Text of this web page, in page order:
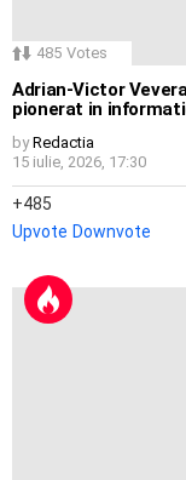
485 Votes
Adrian-Victor
pionerat in
by Redactia
15 iulie, 2026, 17:30
485
Upvote Downvote